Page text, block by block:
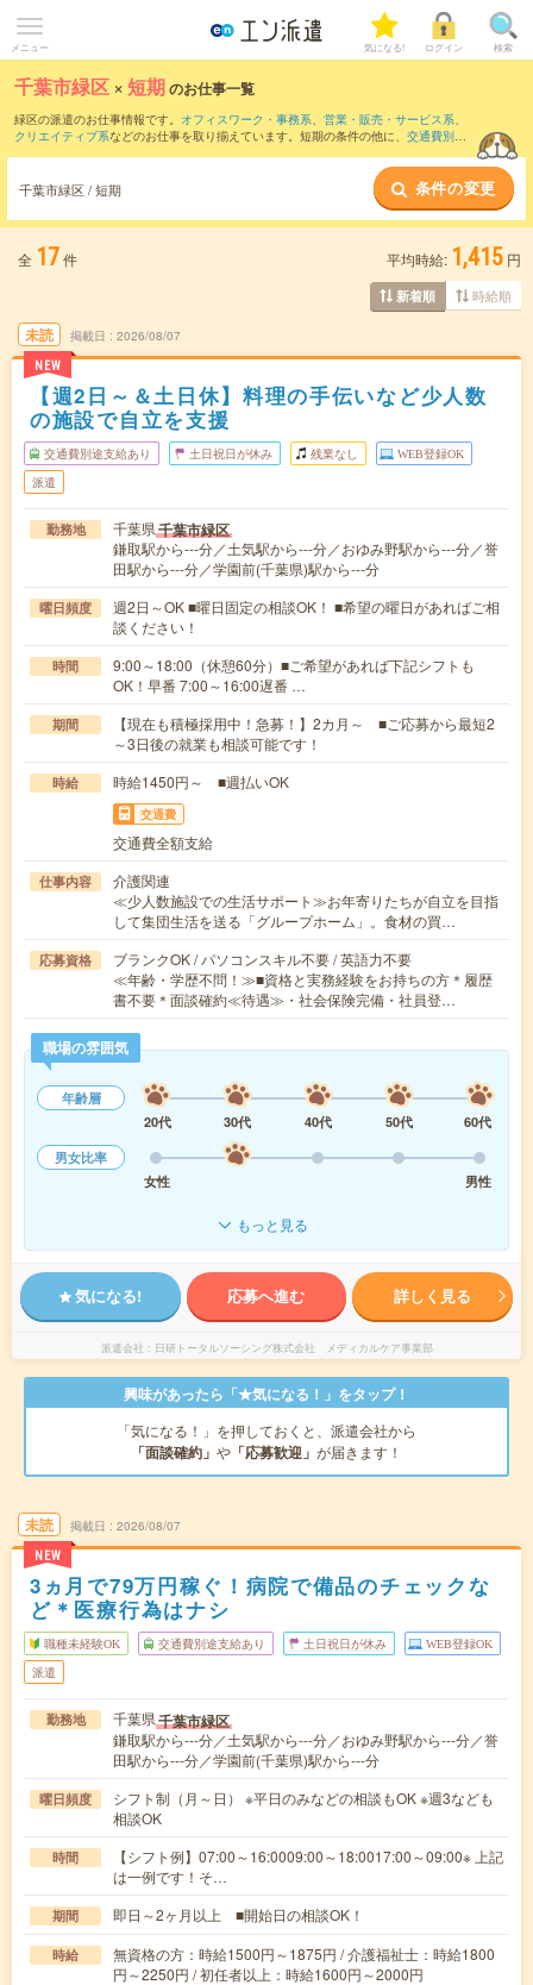
メニュー 気になる! ログイン 検索
千葉市緑区 ×短期のお仕事一覧
緑区の派遣のお仕事情報です。 オフィスワーク・事務系、 営業・販売・サービス系、
クリエイティブ系などのお仕事を取り揃えています。短期の条件の他に、 交通費別途
千葉市緑区 / 短期 条件の変更
全 17件 平均時給: 1,415 円
新着順 時給順
未読
NEW
掲載日 2026/08/07
【週2日～＆土日休】料理の手伝いなど少人数
の施設で自立を支援
交通費別途支給あり 土日祝日が休み 残業なし WEB登録OK
派遣
勤務地 千葉県千葉市緑区
鎌取駅から---分／土気駅から---分／おゆみ野駅から---分／誉
田駅から---分／学園前(千葉県)駅から---分
曜日頻度
週2日～OK ■曜日固定の相談OK！ ■希望の曜日があればご相
談ください！
時間
9:00～18:00（休憩60分）■ご希望があれば下記シフトも
OK！早番 7:00～16:00遅番 …
期間
【現在も積極採用中！急募！】2カ月～ ■ご応募から最短2
～3日後の就業も相談可能です！
時給 時給1450円～ ■週払いOK
交通費
交通費全額支給
仕事内容
介護関連
≪少人数施設での生活サポート≫お年寄りたちが自立を目指
して集団生活を送る「グループホーム」。食材の買…
応募資格
ブランクOK / パソコンスキル不要 / 英語力不要
≪年齢・学歴不問！≫■資格と実務経験をお持ちの方＊履歴
書不要＊面談確約≪待遇≫・社会保険完備・社員登…
職場の雰囲気
年齢層
20代
30代 40代 50代
60代
男女比率
女性
男性
もっと見る
気になる! 応募へ進む 詳しく見る
派遣会社 日研トータルソーシング株式会社 メディカルケア事業部
興味があったら「★気になる！」をタップ！
「気になる！」を押しておくと、派遣会社から
「面談確約」 や 「応募歓迎」 が届きます！
未読
NEW
掲載日 2026/08/07
3ヵ月で79万円稼ぐ！病院で備品のチェックな
ど＊医療行為はナシ
職種未経験OK 交通費別途支給あり 土日祝日が休み WEB登録OK
派遣
勤務地 千葉県千葉市緑区
鎌取駅から---分／土気駅から---分／おゆみ野駅から---分／誉
田駅から---分／学園前(千葉県)駅から---分
曜日頻度
シフト制（月～日） ※平日のみなどの相談もOK ※週3なども
相談OK
時間
【シフト例】07:00～16:0009:00～18:0017:00～09:00※ 上記
は一例です！そ…
期間 即日～2ヶ月以上 ■開始日の相談OK！
時給
無資格の方：時給1500円～1875円 / 介護福祉士：時給1800
円～2250円 / 初任者以上：時給1600円～2000円